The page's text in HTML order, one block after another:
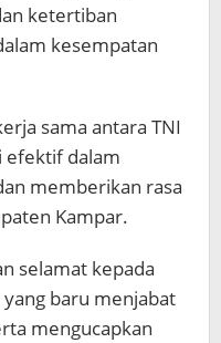
ketertiban
kesempatan
sama antara TNI
efektif dalam
memberikan rasa
Kampar.
selamat kepada
baru menjabat
mengucapkan